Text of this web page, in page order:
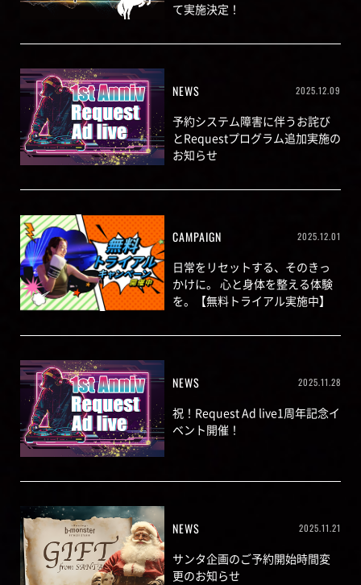
て実施決定！
NEWS 2025.12.09
予約システム障害に伴うお詫び
とRequestプログラム追加実施の
お知らせ
CAMPAIGN 2025.12.01
日常をリセットする、そのきっ
かけに。 心と身体を整える体験
を。【無料トライアル実施中】
NEWS 2025.11.28
祝！Request Ad live1周年記念イ
ベント開催！
NEWS 2025.11.21
サンタ企画のご予約開始時間変
更のお知らせ